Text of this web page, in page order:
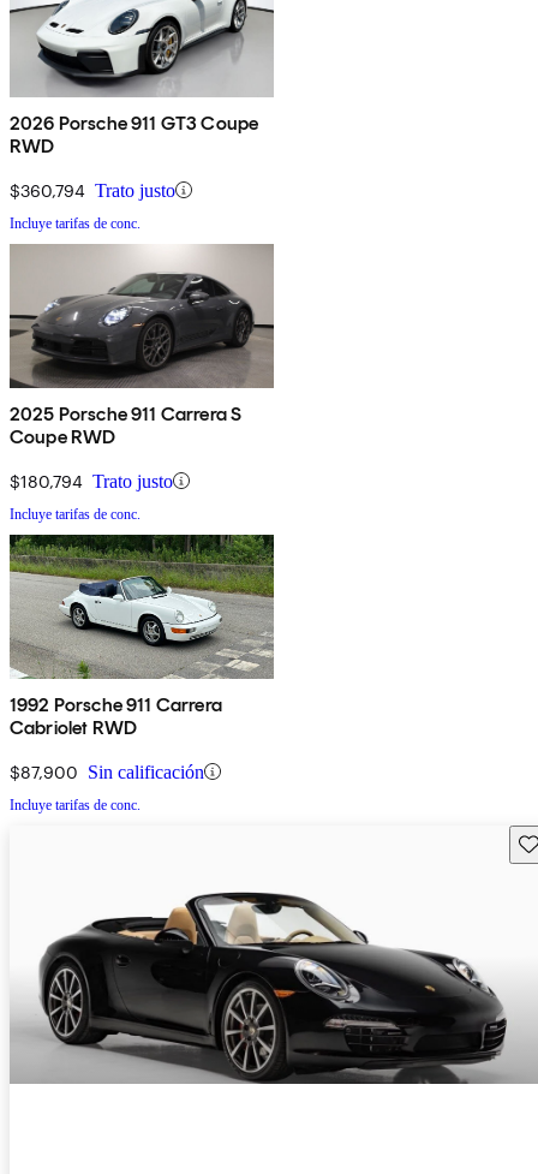
2026 Porsche 911 GT3 Coupe
RWD
$360,794 Trato justo
Incluye tarifas de conc.
2025 Porsche 911 Carrera S
Coupe RWD
$180,794 Trato justo
Incluye tarifas de conc.
1992 Porsche 911 Carrera
Cabriolet RWD
$87,900 Sin calificación
Incluye tarifas de conc.